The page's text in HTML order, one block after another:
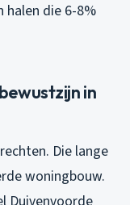
halen die 6-8%
in
Die lange
woningbouw.